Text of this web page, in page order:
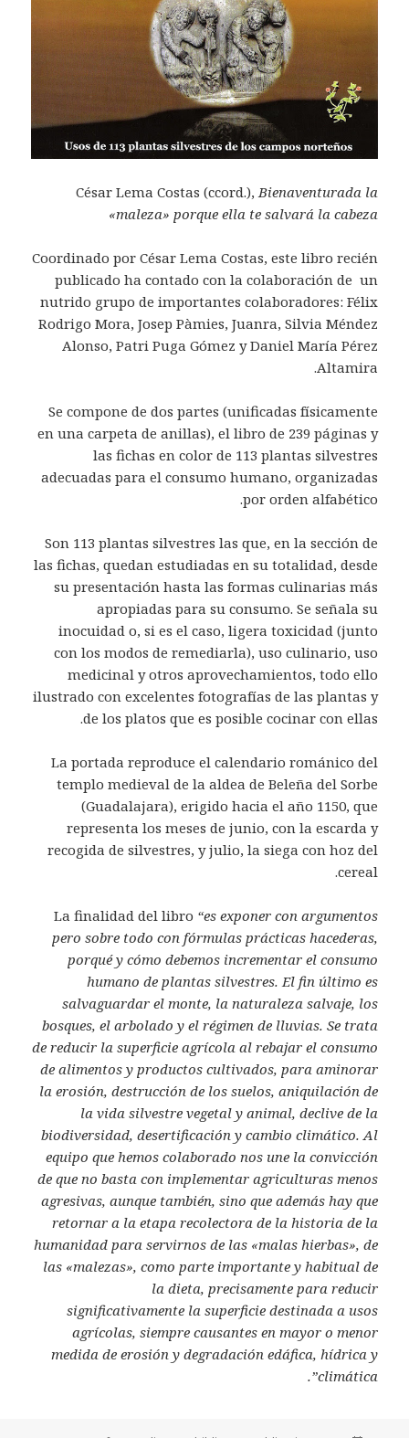
César Lema Costas (ccord.),Bienaventurada la
«maleza» porque ella te salvará la cabeza
Coordinado por César Lema Costas, este libro recién
publicado ha contado con la colaboración de un
nutrido grupo de importantes colaboradores: Félix
Rodrigo Mora, Josep Pàmies, Juanra, Silvia Méndez
Alonso, Patri Puga Gómez y Daniel María Pérez
Altamira.
Se compone de dos partes (unificadas físicamente
en una carpeta de anillas), el libro de 239 páginas y
las fichas en color de 113 plantas silvestres
adecuadas para el consumo humano, organizadas
por orden alfabético.
Son 113 plantas silvestres las que, en la sección de
las fichas, quedan estudiadas en su totalidad, desde
su presentación hasta las formas culinarias más
apropiadas para su consumo. Se señala su
inocuidad o, si es el caso, ligera toxicidad (junto
con los modos de remediarla), uso culinario, uso
medicinal y otros aprovechamientos, todo ello
ilustrado con excelentes fotografías de las plantas y
de los platos que es posible cocinar con ellas.
La portada reproduce el calendario románico del
templo medieval de la aldea de Beleña del Sorbe
(Guadalajara), erigido hacia el año 1150, que
representa los meses de junio, con la escarda y
recogida de silvestres, y julio, la siega con hoz del
cereal.
La finalidad del libro “es exponer con argumentos
pero sobre todo con fórmulas prácticas hacederas,
porqué y cómo debemos incrementar el consumo
humano de plantas silvestres. El fin último es
salvaguardar el monte, la naturaleza salvaje, los
bosques, el arbolado y el régimen de lluvias. Se trata
de reducir la superficie agrícola al rebajar el consumo
de alimentos y productos cultivados, para aminorar
la erosión, destrucción de los suelos, aniquilación de
la vida silvestre vegetal y animal, declive de la
biodiversidad, desertificación y cambio climático. Al
equipo que hemos colaborado nos une la convicción
de que no basta con implementar agriculturas menos
agresivas, aunque también, sino que además hay que
retornar a la etapa recolectora de la historia de la
humanidad para servirnos de las «malas hierbas», de
las «malezas», como parte importante y habitual de
la dieta, precisamente para reducir
significativamente la superficie destinada a usos
agrícolas, siempre causantes en mayor o menor
medida de erosión y degradación edáfica, hídrica y
climática”.